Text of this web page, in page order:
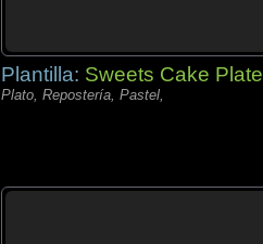
Plantilla: Sweets Cake Plate
Plato, Repostería, Pastel,